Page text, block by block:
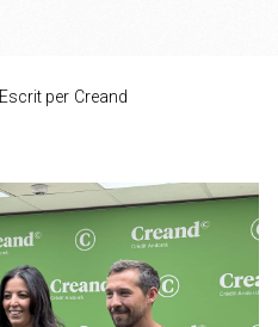
Escrit per Creand